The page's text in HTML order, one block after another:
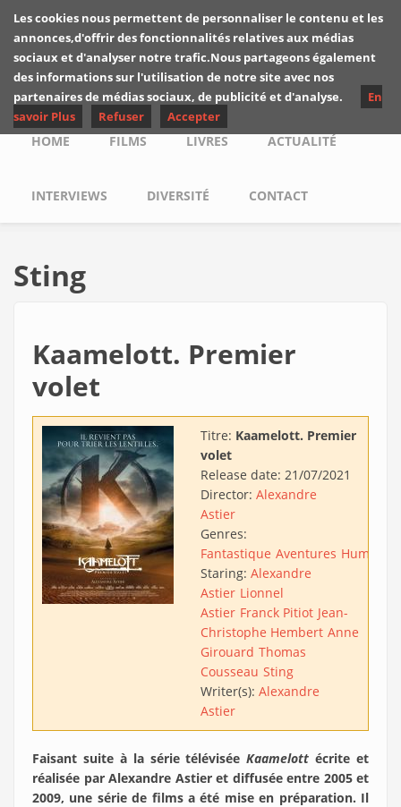
Skip to main content
Les critiques de
Yuyine
Main menu
HOME FILMS LIVRES ACTUALITÉ
INTERVIEWS DIVERSITÉ CONTACT
Sting
Kaamelott. Premier
volet
Titre: Kaamelott. Premier
volet
Release date: 21/07/2021
Director: Alexandre
Astier
Genres:
Fantastique Aventures Humour
Staring: Alexandre
Astier Lionnel
Astier Franck Pitiot Jean-
Christophe Hembert Anne
Girouard Thomas
Cousseau Sting
Writer(s): Alexandre
Astier
Faisant suite à la série téléviséeKaamelott écrite et
réalisée par Alexandre Astier et diffusée entre 2005 et
2009, une série de films a été mise en préparation. Il
Les cookies nous permettent de personnaliser le contenu et les
annonces,d'offrir des fonctionnalités relatives aux médias
sociaux et d'analyser notre trafic.Nous partageons également
des informations sur l'utilisation de notre site avec nos
partenaires de médias sociaux, de publicité et d'analyse.
En
savoir Plus
Refuser Accepter